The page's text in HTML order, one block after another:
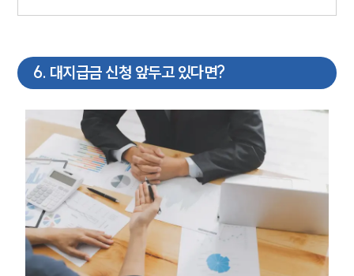
6. 대지급금 신청 앞두고 있다면?